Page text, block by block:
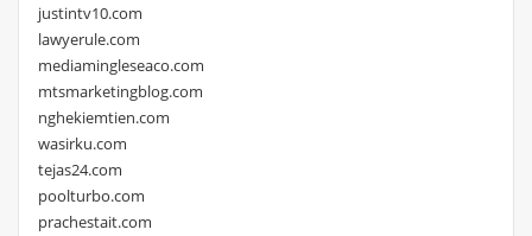
justintv10.com
lawyerule.com
mediamingleseaco.com
mtsmarketingblog.com
nghekiemtien.com
wasirku.com
tejas24.com
poolturbo.com
prachestait.com